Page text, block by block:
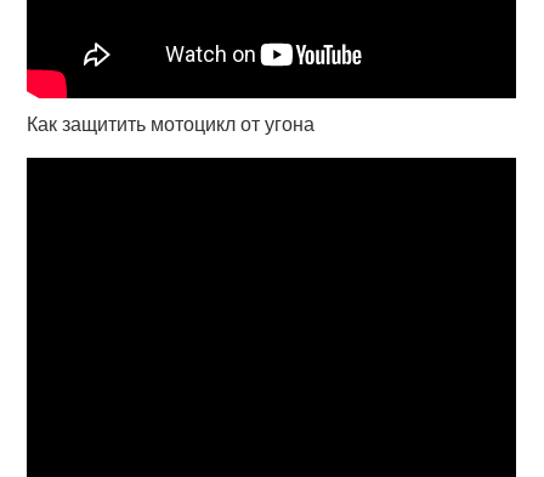
Как защитить мотоцикл от угона